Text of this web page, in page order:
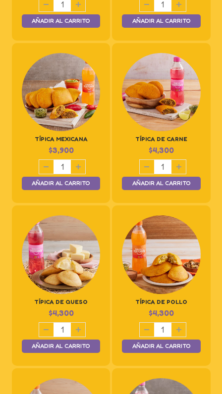
AÑADIR AL CARRITO AÑADIR AL CARRITO
TÍPICA MEXICANA
$3,900
AÑADIR AL CARRITO
TÍPICA DE CARNE
$4,300
AÑADIR AL CARRITO
TÍPICA DE QUESO
$4,300
AÑADIR AL CARRITO
TÍPICA DE POLLO
$4,300
AÑADIR AL CARRITO